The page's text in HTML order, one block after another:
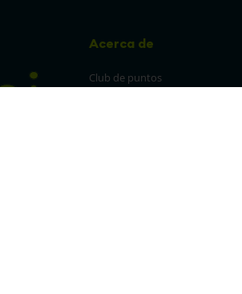
Acerca de
Club de puntos